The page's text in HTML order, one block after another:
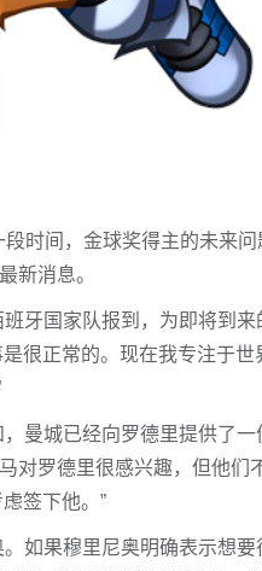
时间，金球奖得主的未来
新消息。
牙国家队报到，为即将到
很正常的。现在我专注于
曼城已经向罗德里提供了
对罗德里很感兴趣，但他们
签下他。”
如果穆里尼奥明确表示想